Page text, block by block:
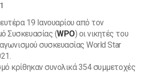
19 Ιανουαρίου από τον
Συσκευασίας (WPO) οι νικητές του
συσκευασίας World Star
κρίθηκαν συνολικά 354 συμμετοχές